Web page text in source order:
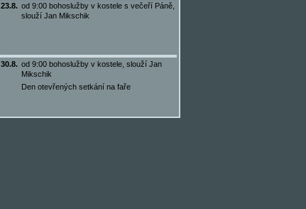
23.8. od 9:00 bohoslužby v kostele s večeří Páně,
slouží Jan Mikschik
30.8. od 9:00 bohoslužby v kostele, slouží Jan
Mikschik
Den otevřených setkání na faře